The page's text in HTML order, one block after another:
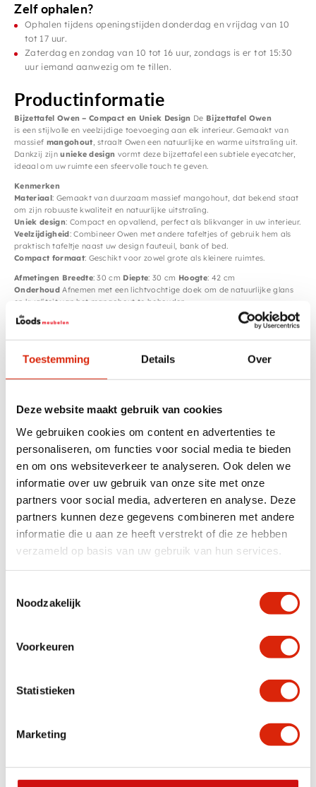
Toestemming Details Over
Deze website maakt gebruik van cookies
We gebruiken cookies om content en advertenties te
personaliseren, om functies voor social media te bieden
en om ons websiteverkeer te analyseren. Ook delen we
informatie over uw gebruik van onze site met onze
partners voor social media, adverteren en analyse. Deze
partners kunnen deze gegevens combineren met andere
informatie die u aan ze heeft verstrekt of die ze hebben
verzameld op basis van uw gebruik van hun services.
Noodzakelijk
Voorkeuren
Statistieken
Marketing
Zelf ophalen?
Ophalen tijdens openingstijden donderdag en vrijdag van 10
tot 17 uur.
Zaterdag en zondag van 10 tot 16 uur, zondags is er tot 15:30
uur iemand aanwezig om te tillen.
Productinformatie
Bijzettafel Owen – Compact en Uniek Design De Bijzettafel Owen
is een stijlvolle en veelzijdige toevoeging aan elk interieur. Gemaakt van
massief mangohout, straalt Owen een natuurlijke en warme uitstraling uit.
Dankzij zijnunieke design vormt deze bijzettafel een subtiele eyecatcher,
ideaal om uw ruimte een sfeervolle touch te geven.
Kenmerken
Materiaal: Gemaakt van duurzaam massief mangohout, dat bekend staat
om zijn robuuste kwaliteit en natuurlijke uitstraling.
Uniek design: Compact en opvallend, perfect als blikvanger in uw interieur.
Veelzijdigheid: Combineer Owen met andere tafeltjes of gebruik hem als
praktisch tafeltje naast uw design fauteuil, bank of bed.
Compact formaat: Geschikt voor zowel grote als kleinere ruimtes.
Afmetingen Breedte: 30 cm Diepte: 30 cm Hoogte: 42 cm
OnderhoudAfnemen met een lichtvochtige doek om de natuurlijke glans
en kwaliteit van het mangohout te behouden.
Breng eenstijlvolle en natuurlijke sfeer in uw interieur metBijzettafel
Breedte < 50 cm
Anderen bekeken ook
Beige bijzettafel rond
€99,00
Beige bijzettafel rond